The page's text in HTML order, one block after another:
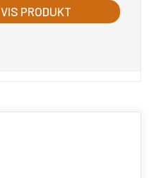
VIS PRODUKT